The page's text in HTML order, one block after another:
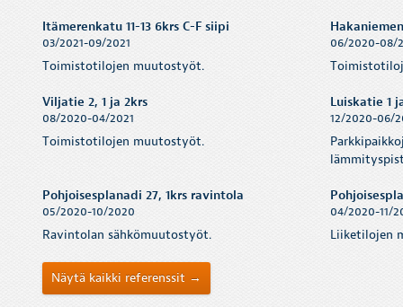
Itämerenkatu 11-13 6krs C-F siipi
03/2021-09/2021
Toimistotilojen muutostyöt.
06/2020-08/
Viljatie 2, 1 ja 2krs
08/2020-04/2021
Toimistotilojen muutostyöt.
Luiskatie 1
12/2020-06/
Pohjoisesplanadi 27, 1krs ravintola
05/2020-10/2020
Ravintolan sähkömuutostyöt.
04/2020-11/
Liiketilojen
Näytä kaikki referenssit →